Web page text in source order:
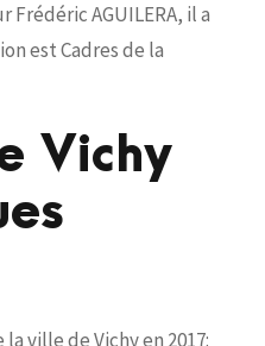
Frédéric AGUILERA, il a
est Cadres de la
Vichy
ville de Vichy en 2017: